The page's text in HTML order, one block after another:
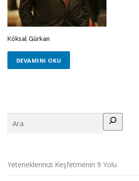
Köksal Gürkan
DEVAMINI OKU
Yeteneklerinizi Keşfetmenin 9 Yolu